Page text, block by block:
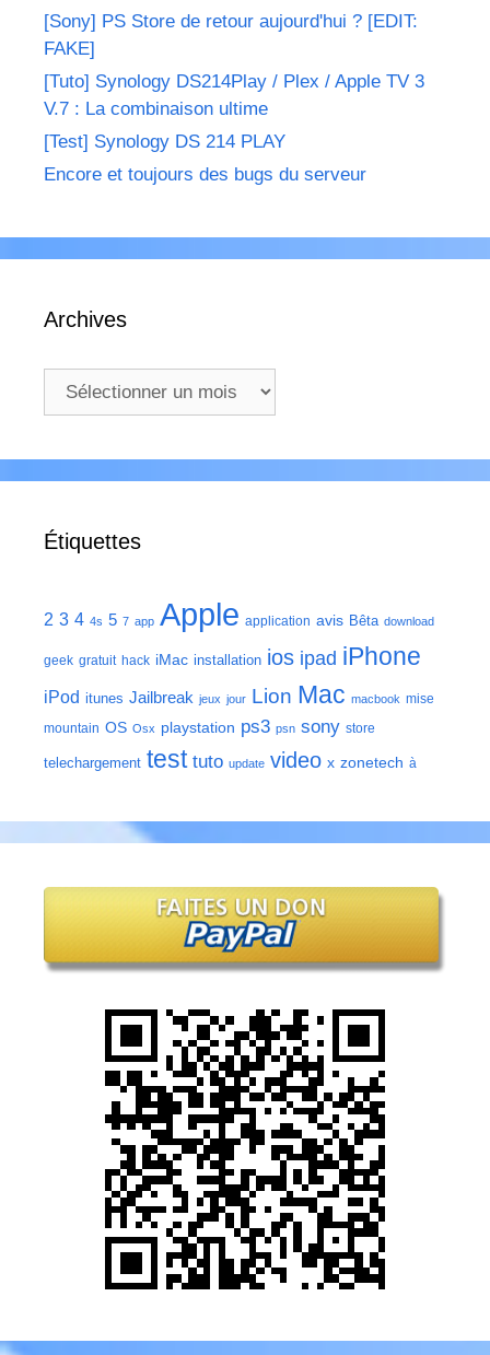
[Sony] PS Store de retour aujourd'hui ? [EDIT:
FAKE]
[Tuto] Synology DS214Play / Plex / Apple TV 3
V.7 : La combinaison ultime
[Test] Synology DS 214 PLAY
Encore et toujours des bugs du serveur
Archives
Archives
Étiquettes
2 3 4 4s 5 7 app Apple application avis Bêta download
geek gratuit hack iMac installation ios ipad iPhone
iPod itunes Jailbreak jeux jour Lion Mac macbook mise
mountain OS Osx playstation ps3 psn sony store
telechargement test tuto update video x zonetech à